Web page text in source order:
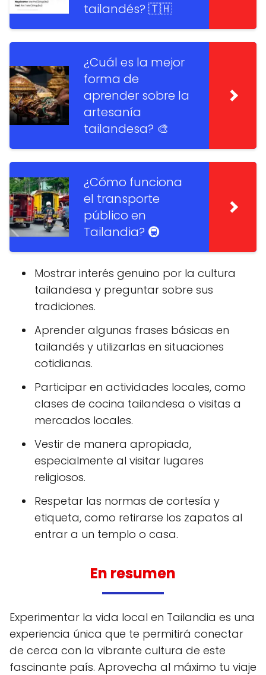
tailandés? 🇹🇭
¿Cuál es la mejor
forma de
aprender sobre la
artesanía
tailandesa? 🎨
¿Cómo funciona
el transporte
público en
Tailandia? 🚇
Mostrar interés genuino por la cultura
tailandesa y preguntar sobre sus
tradiciones.
Aprender algunas frases básicas en
tailandés y utilizarlas en situaciones
cotidianas.
Participar en actividades locales, como
clases de cocina tailandesa o visitas a
mercados locales.
Vestir de manera apropiada,
especialmente al visitar lugares
religiosos.
Respetar las normas de cortesía y
etiqueta, como retirarse los zapatos al
entrar a un templo o casa.
En resumen
Experimentar la vida local en Tailandia es una
experiencia única que te permitirá conectar
de cerca con la vibrante cultura de este
fascinante país. Aprovecha al máximo tu viaje